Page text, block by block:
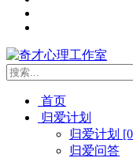
首页
归爱计划
归爱计划
归爱问答